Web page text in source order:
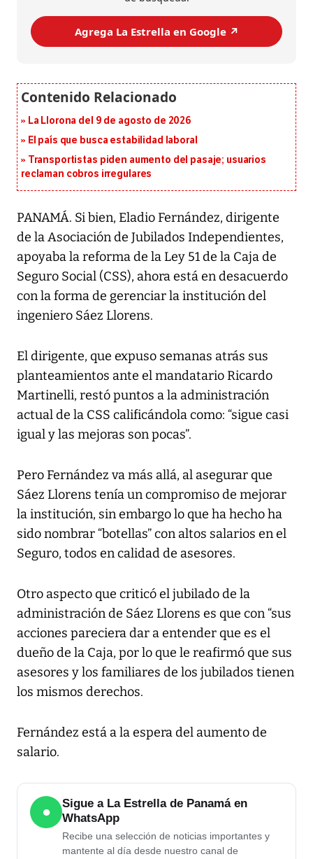
Agrega La Estrella en Google ↗️
La Llorona del 9 de agosto de 2026
El país que busca estabilidad laboral
Transportistas piden aumento del pasaje; usuarios
reclaman cobros irregulares
PANAMÁ. Si bien, Eladio Fernández, dirigente
de la Asociación de Jubilados Independientes,
apoyaba la reforma de la Ley 51 de la Caja de
Seguro Social (CSS), ahora está en desacuerdo
con la forma de gerenciar la institución del
ingeniero Sáez Llorens.
El dirigente, que expuso semanas atrás sus
planteamientos ante el mandatario Ricardo
Martinelli, restó puntos a la administración
actual de la CSS calificándola como: “sigue casi
igual y las mejoras son pocas”.
Pero Fernández va más allá, al asegurar que
Sáez Llorens tenía un compromiso de mejorar
la institución, sin embargo lo que ha hecho ha
sido nombrar “botellas” con altos salarios en el
Seguro, todos en calidad de asesores.
Otro aspecto que criticó el jubilado de la
administración de Sáez Llorens es que con “sus
acciones pareciera dar a entender que es el
dueño de la Caja, por lo que le reafirmó que sus
asesores y los familiares de los jubilados tienen
los mismos derechos.
Fernández está a la espera del aumento de
salario.
●
Sigue a La Estrella de Panamá en
WhatsApp
Recibe una selección de noticias importantes y
mantente al día desde nuestro canal de